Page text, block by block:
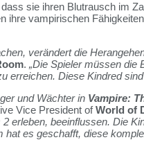
sie ihren Blutrausch im
ihre vampirischen
verändert die
. „Die Spieler müssen die
erreichen. Diese Kindred
und Wächter in Vampire:
Vice President ofWorld of
erleben, beeinflussen. Die
es geschafft, diese